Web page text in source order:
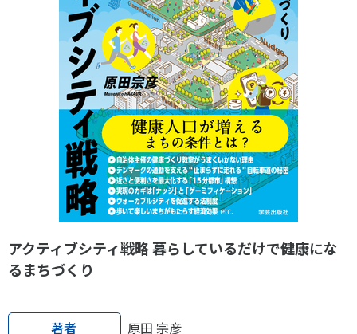
知る学ぶ
SPORT POLICY INCUBATOR ―スポーツ政策の『卵』 ―
Sport Topics
スポーツ 歴史の検証
スポーツ辞典
SSF BOOKS
アクティブシティ戦略 暮らしているだけで健康にな
るまちづくり
著者 原田 宗彦